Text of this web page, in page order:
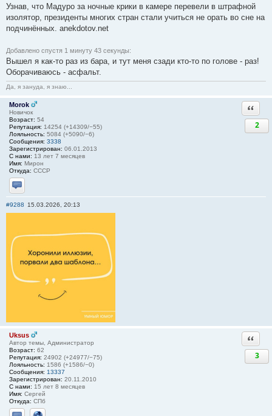
Узнав, что Мадуро за ночные крики в камере перевели в штрафной
изолятор, президенты многих стран стали учиться не орать во сне на
подчинённых. anekdotov.net
Добавлено спустя 1 минуту 43 секунды:
Вышел я как-то раз из бара, и тут меня сзади кто-то по голове - раз!
Оборачиваюсь - асфальт.
Да, я зануда, я знаю...
Morok
Новичок
Возраст: 54
Репутация: 14254 (+14309/−55)
Лояльность: 5084 (+5090/−6)
Сообщения: 3338
Зарегистрирован: 06.01.2013
С нами: 13 лет 7 месяцев
Имя: Мирон
Откуда: СССР
Отправить личное сообщение
2
#9288 15.03.2026, 20:13
Uksus
Автор темы, Администратор
Возраст: 62
Репутация: 24902 (+24977/−75)
Лояльность: 1586 (+1586/−0)
Сообщения: 13337
Зарегистрирован: 20.11.2010
С нами: 15 лет 8 месяцев
Имя: Сергей
Откуда: СПб
3